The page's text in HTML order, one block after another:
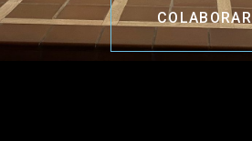
COLABORAR